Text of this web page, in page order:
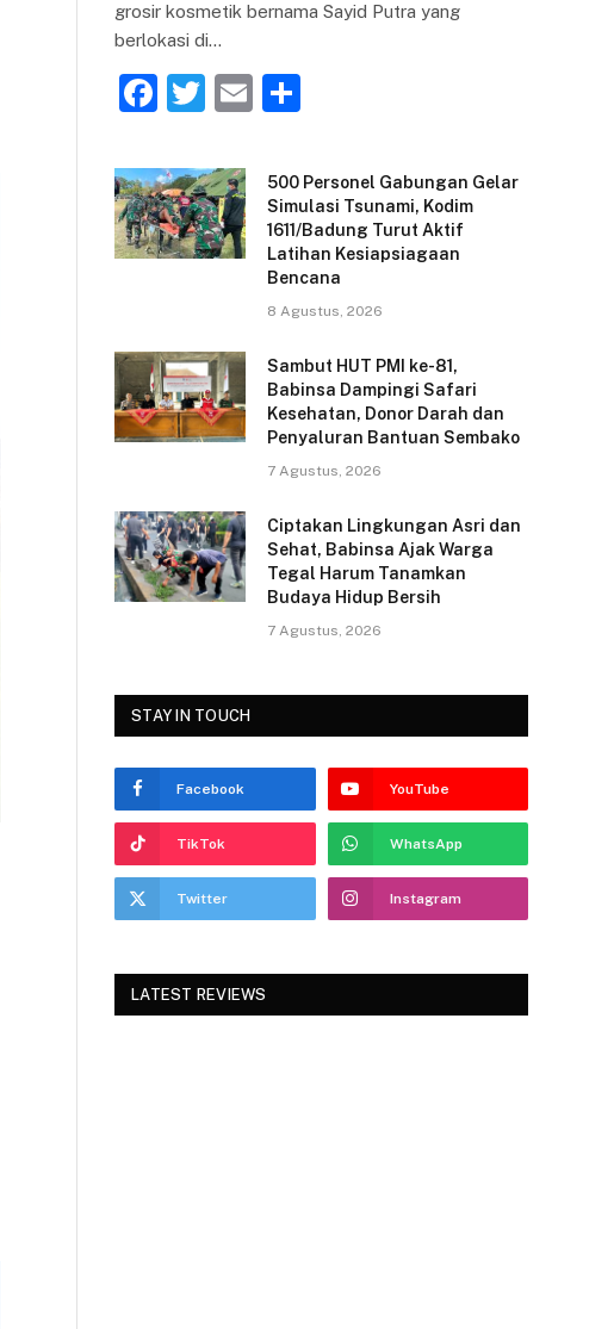
grosir kosmetik bernama Sayid Putra yang
berlokasi di…
F
c
e
b
k
T
itt
er
E
ai ar
e
500 Personel Gabungan Gelar
Simulasi Tsunami, Kodim
1611/Badung Turut Aktif
Latihan Kesiapsiagaan
Bencana
8 Agustus, 2026
Sambut HUT PMI ke-81,
Babinsa Dampingi Safari
Kesehatan, Donor Darah dan
Penyaluran Bantuan Sembako
7 Agustus, 2026
Ciptakan Lingkungan Asri dan
Sehat, Babinsa Ajak Warga
Tegal Harum Tanamkan
Budaya Hidup Bersih
7 Agustus, 2026
STAY IN TOUCH
Facebook YouTube
TikTok WhatsApp
Twitter Instagram
LATEST REVIEWS